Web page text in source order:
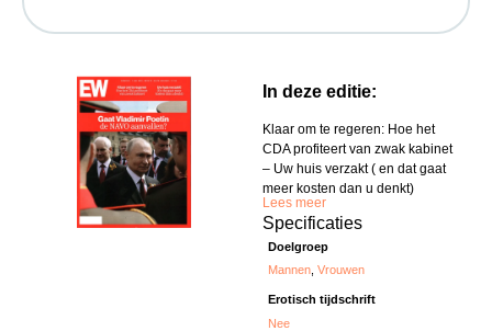
In deze editie:
Klaar om te regeren: Hoe het
CDA profiteert van zwak kabinet
– Uw huis verzakt ( en dat gaat
meer kosten dan u denkt)
Lees meer
Specificaties
Doelgroep
Mannen,Vrouwen
Erotisch tijdschrift
Nee